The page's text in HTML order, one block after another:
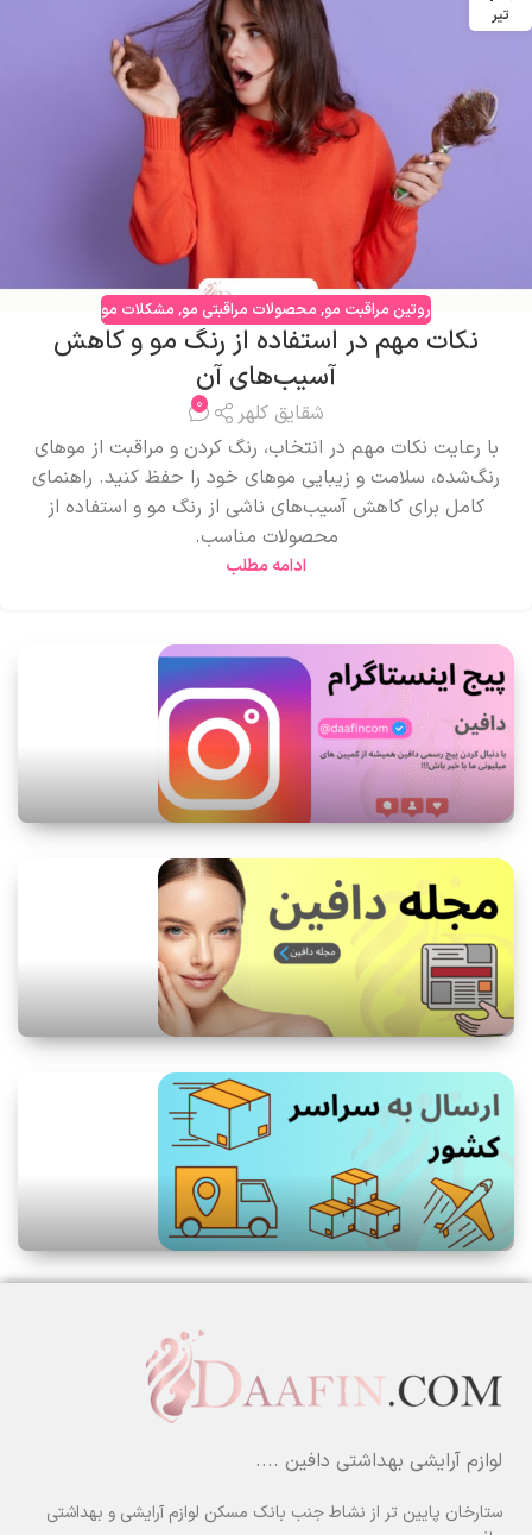
تیر
روتین مراقبت مو, محصولات مراقبتی مو, مشکلات مو
نکات مهم در استفاده از رنگ مو و کاهش
آسیب‌های آن
شقایق کلهر 0
با رعایت نکات مهم در انتخاب، رنگ کردن و مراقبت از موهای
رنگ‌شده، سلامت و زیبایی موهای خود را حفظ کنید. راهنمای
کامل برای کاهش آسیب‌های ناشی از رنگ مو و استفاده از
محصولات مناسب.
ادامه مطلب
لوازم آرایشی بهداشتی دافین ....
ستارخان پایین تر از نشاط جنب بانک مسکن لوازم آرایشی و بهداشتی